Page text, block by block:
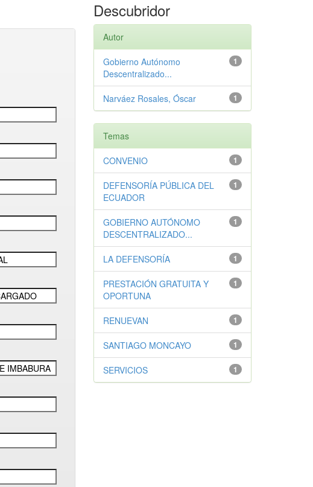
Descubridor
Autor
1
Gobierno Autónomo
Descentralizado...
1
Narváez Rosales, Óscar
Temas
1
CONVENIO
1
DEFENSORÍA PÚBLICA DEL
ECUADOR
1
GOBIERNO AUTÓNOMO
DESCENTRALIZADO...
1
LA DEFENSORÍA
1
PRESTACIÓN GRATUITA Y
OPORTUNA
1
RENUEVAN
1
SANTIAGO MONCAYO
1
SERVICIOS